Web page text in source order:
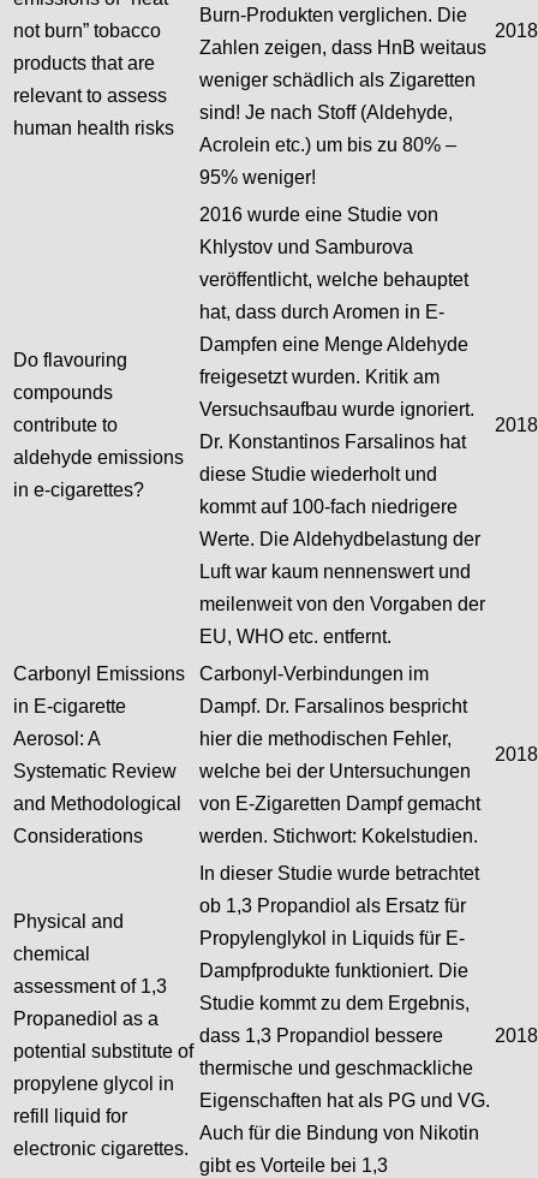
not burn” tobacco
products that are
relevant to assess
human health risks
Burn-Produkten verglichen. Die
Zahlen zeigen, dass HnB weitaus
weniger schädlich als Zigaretten
sind! Je nach Stoff (Aldehyde,
Acrolein etc.) um bis zu 80% –
95% weniger!
2018
Do flavouring
compounds
contribute to
aldehyde emissions
in e-cigarettes?
2016 wurde eine Studie von
Khlystov und Samburova
veröffentlicht, welche behauptet
hat, dass durch Aromen in E-
Dampfen eine Menge Aldehyde
freigesetzt wurden. Kritik am
Versuchsaufbau wurde ignoriert.
Dr. Konstantinos Farsalinos hat
diese Studie wiederholt und
kommt auf 100-fach niedrigere
Werte. Die Aldehydbelastung der
Luft war kaum nennenswert und
meilenweit von den Vorgaben der
EU, WHO etc. entfernt.
2018
Carbonyl Emissions
in E-cigarette
Aerosol: A
Systematic Review
and Methodological
Considerations
Carbonyl-Verbindungen im
Dampf. Dr. Farsalinos bespricht
hier die methodischen Fehler,
welche bei der Untersuchungen
von E-Zigaretten Dampf gemacht
werden. Stichwort: Kokelstudien.
2018
Physical and
chemical
assessment of 1,3
Propanediol as a
potential substitute of
propylene glycol in
refill liquid for
electronic cigarettes.
In dieser Studie wurde betrachtet
ob 1,3 Propandiol als Ersatz für
Propylenglykol in Liquids für E-
Dampfprodukte funktioniert. Die
Studie kommt zu dem Ergebnis,
dass 1,3 Propandiol bessere
thermische und geschmackliche
Eigenschaften hat als PG und VG.
Auch für die Bindung von Nikotin
gibt es Vorteile bei 1,3
2018